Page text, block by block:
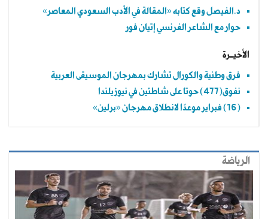
د.الفيصل وقع كتابه «المقالة في الأدب السعودي المعاصر»
حوار مع الشاعر الفرنسي إتيان فور
الأخيــرة
فرق وطنية والكورال تشارك بمهرجان الموسيقى العربية
نفوق(477) حوتا على شاطئين في نيوزيلندا
(16) فبراير موعدًا لانطلاق مهرجان «برلين»
الرياضة